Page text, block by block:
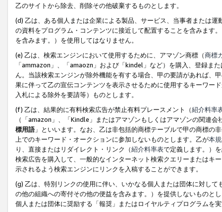
乙のサイトから除去、削除その他破棄するものとします。
(d) 乙は、ある個人または企業による製品、サービス、当事者または
の資料をプログラム・コンテンツに接近して配置することを含みます
を含みます。）を使用してはなりません。
(e) 乙は、検索エンジンにおいて使用するために、アマゾン商標（商標
「ammazon」、「amaozn」および「kindel」など）を購入、登録ま
ん。当該検索エンジンが除外機能を有する場合、甲の要請があれば、
果に伴って乙の宣伝コンテンツを表示させるために使用するキーワー
入札による除外を要請等）ものとします。
(f) 乙は、結果的に有料検索広告が禁止有料プレースメント（紹介料率
（「amazon」、「Kindle」またはアマゾンもしくはアマゾンの関連
標用語」といいます。なお、乙は非包括的商標テーブルで甲の商標の
上でのキーワード・オークションに参加しないものとします。乙が本
り、直接またはリダイレクト・リンク（紹介料率表で定義します。）
検索広告を購入して、一般的なインターネット検索クエリーまたはキ
示されるよう検索エンジンにリンクを入稿することができます。
(g) 乙は、特別リンクの使用に伴い、いかなる個人または団体に対し
の他の組織への寄付その他の便益を含みます。）を提供しないものと
個人または団体に奨励する「報奨」またはロイヤルティプログラムを